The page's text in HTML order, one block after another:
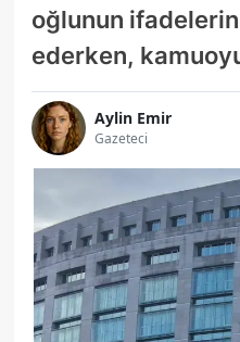
oğlunun
ederken,
Aylin Emir
Gazeteci